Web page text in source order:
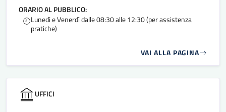
ORARIO AL PUBBLICO:
Lunedì e Venerdì dalle 08:30 alle 12:30 (per assistenza
pratiche)
VAI ALLA PAGINA
UFFICI